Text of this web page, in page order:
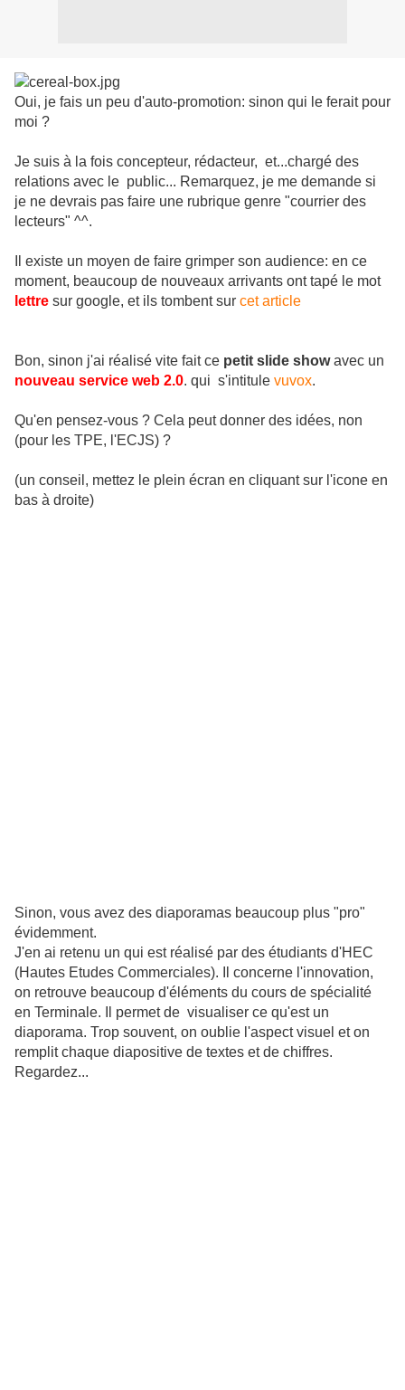
Oui, je fais un peu d'auto-promotion: sinon qui le ferait pour
moi ?
Je suis à la fois concepteur, rédacteur, et...chargé des
relations avec le public... Remarquez, je me demande si
je ne devrais pas faire une rubrique genre "courrier des
lecteurs" ^^.
Il existe un moyen de faire grimper son audience: en ce
moment, beaucoup de nouveaux arrivants ont tapé le mot
lettre sur google, et ils tombent sur cet article
Bon, sinon j'ai réalisé vite fait ce petit slide showavec un
nouveau service web 2.0. qui s'intitule vuvox.
Qu'en pensez-vous ? Cela peut donner des idées, non
(pour les TPE, l'ECJS) ?
(un conseil, mettez le plein écran en cliquant sur l'icone en
bas à droite)
Sinon, vous avez des diaporamas beaucoup plus "pro"
évidemment.
J'en ai retenu un qui est réalisé par des étudiants d'HEC
(Hautes Etudes Commerciales). Il concerne l'innovation,
on retrouve beaucoup d'éléments du cours de spécialité
en Terminale. Il permet de visualiser ce qu'est un
diaporama. Trop souvent, on oublie l'aspect visuel et on
remplit chaque diapositive de textes et de chiffres.
Regardez...